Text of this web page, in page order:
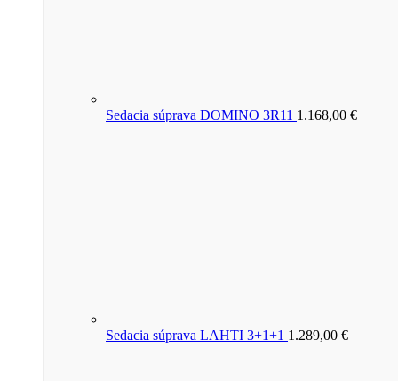
Sedacia súprava DOMINO 3R11 1.168,00 €
Sedacia súprava LAHTI 3+1+1 1.289,00 €